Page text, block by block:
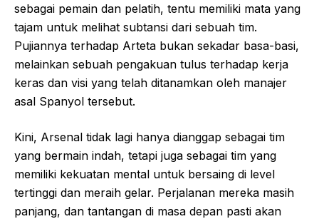
sebagai pemain dan pelatih, tentu memiliki mata yang
tajam untuk melihat subtansi dari sebuah tim.
Pujiannya terhadap Arteta bukan sekadar basa-basi,
melainkan sebuah pengakuan tulus terhadap kerja
keras dan visi yang telah ditanamkan oleh manajer
asal Spanyol tersebut.
Kini, Arsenal tidak lagi hanya dianggap sebagai tim
yang bermain indah, tetapi juga sebagai tim yang
memiliki kekuatan mental untuk bersaing di level
tertinggi dan meraih gelar. Perjalanan mereka masih
panjang, dan tantangan di masa depan pasti akan